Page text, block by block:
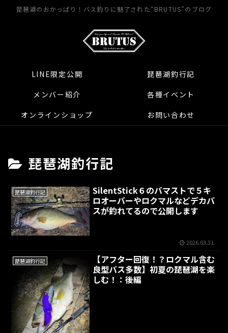
琵琶湖のおかっぱり！バス釣りに魅了された“BRUTUS”のブログ
LINE限定公開
琵琶湖釣行記
メンバー紹介
各種イベント
オンラインショップ
お問い合わせ
琵琶湖釣行記
琵琶湖釣行記
SilentStick６のバマストで５キ
ロオーバーやロクマルなどデカバ
スが釣れてるので公開します
2026.03.31
琵琶湖釣行記
【アフター回復！？ロクマル含む
良型バス多数】初夏の琵琶湖を楽
しむ！：後編